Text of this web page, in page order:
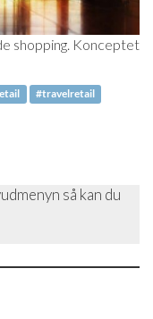
shopping. Konceptet
#travelretail
så kan du